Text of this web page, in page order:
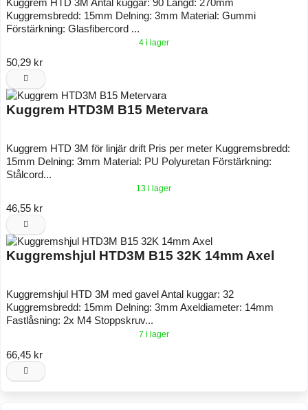
Kuggremsbredd: 15mm Delning: 3mm Material: Gummi
Förstärkning: Glasfibercord ...
4 i lager
50,29 kr
Kuggrem HTD3M B15 Metervara
Kuggrem HTD 3M för linjär drift Pris per meter Kuggremsbredd:
15mm Delning: 3mm Material: PU Polyuretan Förstärkning:
Stålcord...
13 i lager
46,55 kr
Kuggremshjul HTD3M B15 32K 14mm Axel
Kuggremshjul HTD 3M med gavel Antal kuggar: 32
Kuggremsbredd: 15mm Delning: 3mm Axeldiameter: 14mm
Fastlåsning: 2x M4 Stoppskruv...
7 i lager
66,45 kr